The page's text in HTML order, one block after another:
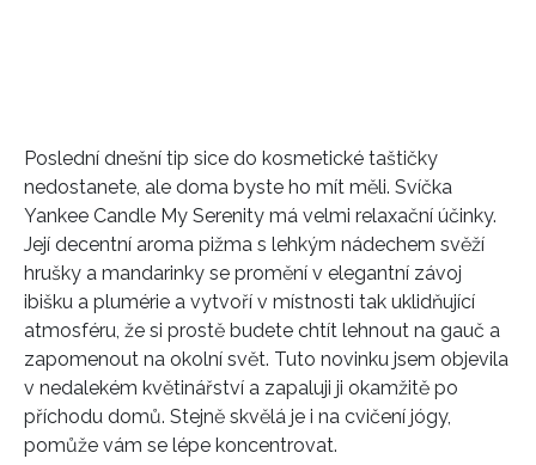
Poslední dnešní tip sice do kosmetické taštičky
nedostanete, ale doma byste ho mít měli. Svíčka
Yankee Candle My Serenity má velmi relaxační účinky.
Její decentní aroma pižma s lehkým nádechem svěží
hrušky a mandarinky se promění v elegantní závoj
ibišku a plumérie a vytvoří v místnosti tak uklidňující
atmosféru, že si prostě budete chtít lehnout na gauč a
zapomenout na okolní svět. Tuto novinku jsem objevila
v nedalekém květinářství a zapaluji ji okamžitě po
příchodu domů. Stejně skvělá je i na cvičení jógy,
pomůže vám se lépe koncentrovat.